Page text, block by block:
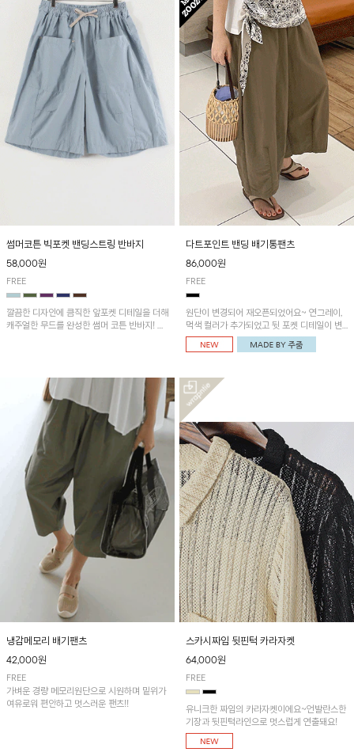
썸머코튼 빅포켓 밴딩스트링 반바지
58,000원
FREE
깔끔한 디자인에 큼직한 앞포켓 디테일을 더해
캐주얼한 무드를 완성한 썸머 코튼 반바지! 허
다트포인트 밴딩 배기통팬츠
86,000원
FREE
원단이 변경되어 재오픈되었어요~ 연그레이,
먹색 컬러가 추가되었고 뒷 포켓 디테일이 변
경되었습니다~가볍고 시원하게 착용되는 배
기통팬츠! 허리밴딩과 여유로운 통으로 편안해
냉감메모리 배기팬츠
42,000원
FREE
가벼운 경량 메모리원단으로 시원하며 밑위가
여유로워 편안하고 멋스러운 팬츠!!
스카시짜임 뒷핀턱 카라자켓
64,000원
FREE
유니크한 짜임의 카라자켓이에요~언발란스한
기장과 뒷핀턱라인으로 멋스럽게 연출돼요!